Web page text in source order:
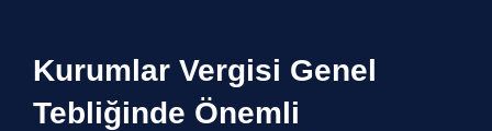
Kurumlar Vergisi Genel
Tebliğinde Önemli